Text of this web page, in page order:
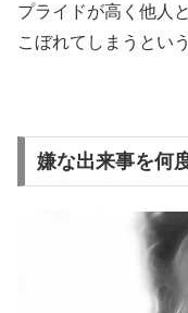
プライドが高く他人
こぼれてしまうとい
嫌な出来事を何